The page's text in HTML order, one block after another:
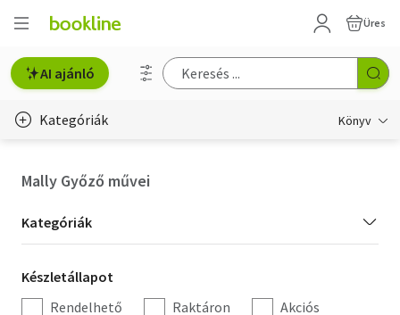
Üres
AI ajánló
Kategóriák Könyv
Hobbi, szabadidő
Mally Győző művei
Kategória
szűrés
Kategóriák
Készletállapot
szűrés
Készletállapot
Rendelhető
Raktáron Akciós